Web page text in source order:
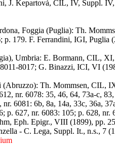
J. Kepartová, CIL, IV, Suppl.
Foggia (Puglia): Th.
p. 179. F. Ferrandini, IGI, Puglia
Umbria: E. Bormann, CIL,
8017; G. Binazzi, ICI, VI
(Abruzzo): Th. Mommsen, CIL,
nr. 6078: 35, 46, 64, 73a-c,
6081: 6b, 8a, 14a, 33c, 36a,
p. 627, nr. 6083: 105; p. 628,
Eph. Epigr., VIII (1899), pp.
- C. Lega, Suppl. It., n.s., 7